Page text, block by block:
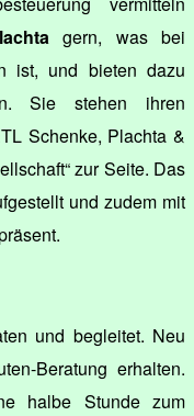
gern, was bei
ist, und bieten dazu
Sie stehen ihren
Schenke, Plachta &
zur Seite. Das
und zudem mit
und begleitet. Neu
Beratung erhalten.
halbe Stunde zum